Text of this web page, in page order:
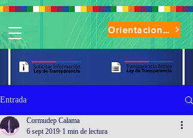
Orientaciones de Uso Parque Oasis
Entrada
Cormudep Calama
6 sept 2019 1 min de lectura